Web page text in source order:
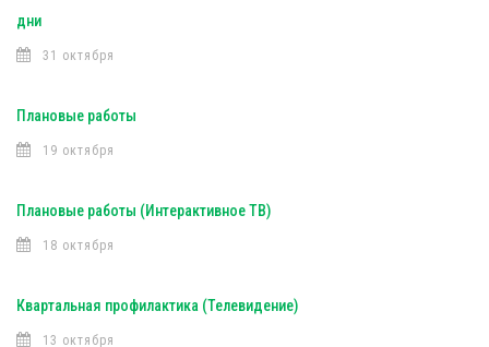
дни
31 октября
Плановые работы
19 октября
Плановые работы (Интерактивное ТВ)
18 октября
Квартальная профилактика (Телевидение)
13 октября